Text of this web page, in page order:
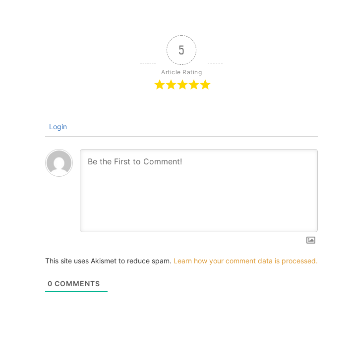
5
Article Rating
Login
This site uses Akismet to reduce spam. Learn how your comment data is processed.
0 COMMENTS